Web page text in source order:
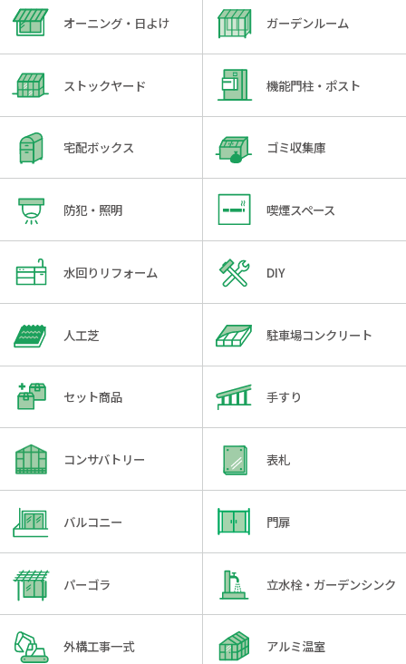
オーニング・日よけ ガーデンルーム
ストックヤード 機能門柱・ポスト
宅配ボックス ゴミ収集庫
防犯・照明 喫煙スペース
水回りリフォーム DIY
人工芝 駐車場コンクリート
セット商品 手すり
コンサバトリー 表札
バルコニー 門扉
パーゴラ 立水栓・ガーデンシンク
外構工事一式 アルミ温室